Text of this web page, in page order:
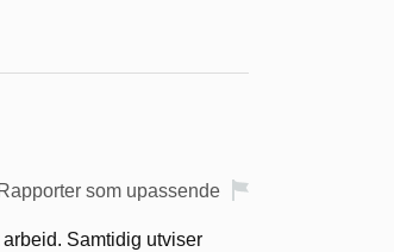
Rapporter som upassende
Samtidig utviser